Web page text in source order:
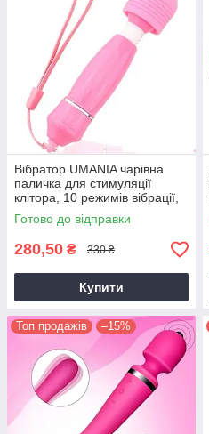
Вібратор UMANIA чарівна
паличка для стимуляції
клітора, 10 режимів вібрації,
рожевий
Готово до відправки
280,50 ₴ 330 ₴
Купити
Топ продажів –15%